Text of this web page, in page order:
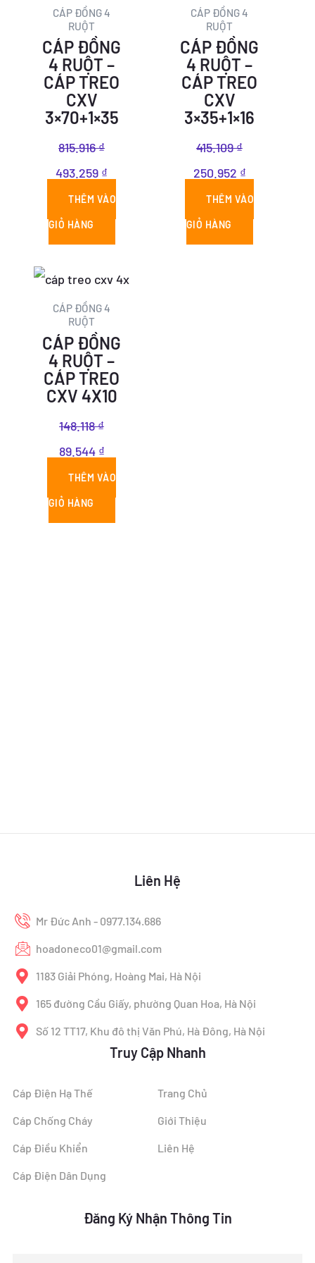
CÁP ĐỒNG 4
RUỘT
CÁP ĐỒNG
4 RUỘT –
CÁP TREO
CXV
3×70+1×35
815.916₫
815.916 ₫.
493.259 ₫
là:
THÊM VÀO
GIỎ HÀNG
CÁP ĐỒNG 4
RUỘT
CÁP ĐỒNG
4 RUỘT –
CÁP TREO
CXV
3×35+1×16
415.109₫
415.109 ₫.
250.952 ₫
là:
THÊM VÀO
GIỎ HÀNG
CÁP ĐỒNG 4
RUỘT
CÁP ĐỒNG
4 RUỘT –
CÁP TREO
CXV 4X10
148.118₫
Giá
gốc
là:
148.118 ₫.
89.544 ₫
Giá
hiện
là:
89.544 ₫.
THÊM VÀO
GIỎ HÀNG
Liên Hệ
Mr Đức Anh - 0977.134.686
hoadoneco01@gmail.com
1183 Giải Phóng, Hoàng Mai, Hà Nội
165 đường Cầu Giấy, phường Quan Hoa, Hà Nội
Số 12 TT17, Khu đô thị Văn Phú, Hà Đông, Hà Nội
Truy Cập Nhanh
Cáp Điện Hạ Thế
Cáp Chống Cháy
Cáp Điều Khiển
Cáp Điện Dân Dụng
Trang Chủ
Giới Thiệu
Liên Hệ
Đăng Ký Nhận Thông Tin